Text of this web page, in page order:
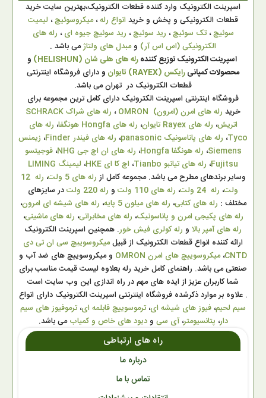
اسپرینت الکترونیک وارد کننده قطعات الکترونیک،بهترین سایت خرید
قطعات الکترونیکی و پخش و خرید انواع رله،میکروسوئیچ، لیمیت
سوئیچ،تک سوئیچ، رید سوئیچ، رید سوئیچ جیوه ای، رله های
الکترونیکی (اس اس آر) ومبدل های ولتاژمی باشد .
اسپرینت الکترونیک توزیع کنندهرله های هلی شان (HELISHUN)
و
محصولات کمپانیرایکس (RAYEX) تایوان ودارای فروشگاه اینترنتی
قطعات الکترونیک در تهران می باشد.
فروشگاه اینترنتی اسپرینت الکترونیک دارای کامل ترین مجموعه برای
خرید رله های امرن (امرون) OMRON ،
رله های شراک SCHRACK
اتریش، رله های Rayex تایوان ، رله های Hongfa هونگفا ، رله های
Tyco، رله های پاناسونیک panasonic ، رله های فیندر Finder ، زیمنس
Siemens، رله هونگفا Hongfa ، رله های ان اچ جی NHG ،فوجیتسو
Fujitsu، رله های تیانبو Tianbo ، اچ کا ای HKE ، لیمینگ LIMING
وسایر برندهای مطرح می باشد. مجموعه کامل از رله های 5 ولت ،
رله 12
ولت، رله 24 ولت ، رله های 110 ولت و رله 220 ولت
در سایزهای
مختلف : رله های کتابی، رله های میلون 5 پایه ، رله های شیشه ای امرون،
رله های پکیجی امرن و پاناسونیک، رله های مخابراتی، رله های ماشینی،
رله های آمپر بالا و رله کولری فیش خور. همچنین اسپرینت الکترونیک
ارائه کننده انواع قطعات الکترونیک از قبیلمیکروسوییچ سی ان تی دی
CNTD،میکروسوییچ های امرن OMRON
و میکروسوییچ های ضد آب و
صنعتی می باشد. راهنمای کامل خرید رله بعلاوه لیست قیمت مناسب برای
شما کاربران عزیز از ایده های مهم در راه اندازی این وب سایت است
. علاوه بر موارد ذکرشده فروشگاه اینترنتی اسپرینت الکترونیک دارای انواع
سیم لحیم، فیوز های شیشه ای، ترموسوییچ قابلمه ای، ترموفیوز های سیم
دار، پتانسیومتر،آی سی ودیود های خاص و کمیابمی باشد.
راه های ارتباطی
درباره ما
تماس با ما